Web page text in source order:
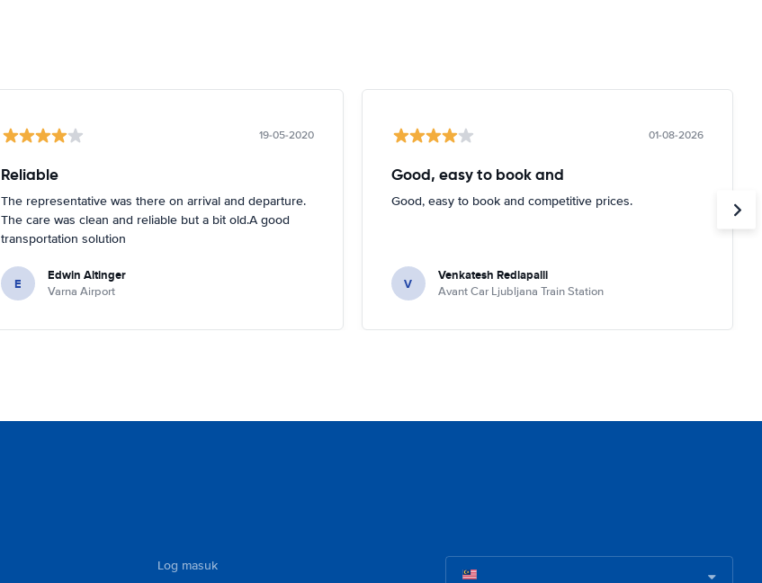
19-05-2020
Reliable
The representative was there on arrival and departure.
The care was clean and reliable but a bit old.A good
transportation solution
E Edwin Altinger
Varna Airport
01-08-2026
Good, easy to book and
Good, easy to book and competitive prices.
V Venkatesh Redlapalli
Avant Car Ljubljana Train Station
Log masuk